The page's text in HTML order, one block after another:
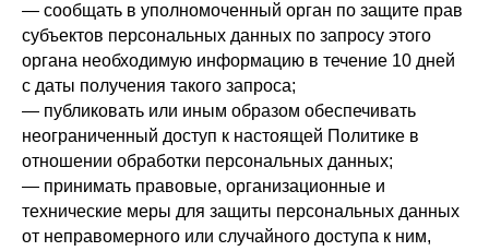
— сообщать в уполномоченный орган по защите прав
субъектов персональных данных по запросу этого
органа необходимую информацию в течение 10 дней
с даты получения такого запроса;
— публиковать или иным образом обеспечивать
неограниченный доступ к настоящей Политике в
отношении обработки персональных данных;
— принимать правовые, организационные и
технические меры для защиты персональных данных
от неправомерного или случайного доступа к ним,